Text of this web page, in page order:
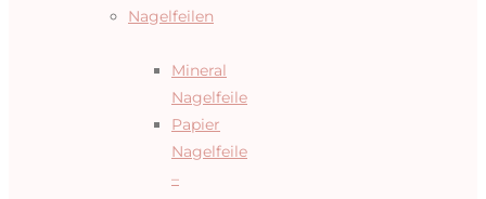
Nagelfeilen
Mineral
Nagelfeile
Papier
Nagelfeile
–